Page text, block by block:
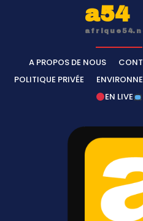
a54
A PROPOS DE NOUS
POLITIQUE PRIVÉE
EN LIVE